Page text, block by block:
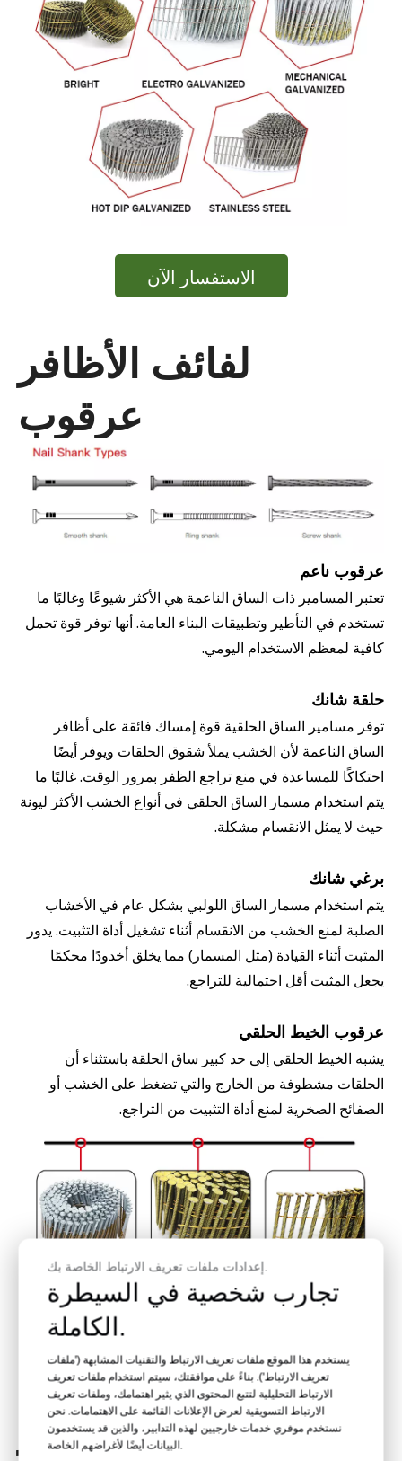
الاستفسار الآن
لفائف الأظافر
عرقوب
عرقوب ناعم
تعتبر المسامير ذات الساق الناعمة هي الأكثر شيوعًا وغالبًا ما
تستخدم في التأطير وتطبيقات البناء العامة. أنها توفر قوة تحمل
كافية لمعظم الاستخدام اليومي.
حلقة شانك
توفر مسامير الساق الحلقية قوة إمساك فائقة على أظافر
الساق الناعمة لأن الخشب يملأ شقوق الحلقات ويوفر أيضًا
احتكاكًا للمساعدة في منع تراجع الظفر بمرور الوقت. غالبًا ما
يتم استخدام مسمار الساق الحلقي في أنواع الخشب الأكثر ليونة
حيث لا يمثل الانقسام مشكلة.
برغي شانك
يتم استخدام مسمار الساق اللولبي بشكل عام في الأخشاب
الصلبة لمنع الخشب من الانقسام أثناء تشغيل أداة التثبيت. يدور
المثبت أثناء القيادة (مثل المسمار) مما يخلق أخدودًا محكمًا
يجعل المثبت أقل احتمالية للتراجع.
عرقوب الخيط الحلقي
يشبه الخيط الحلقي إلى حد كبير ساق الحلقة باستثناء أن
الحلقات مشطوفة من الخارج والتي تضغط على الخشب أو
الصفائح الصخرية لمنع أداة التثبيت من التراجع.
الاستفسار الآن
أنواع نقاط المسامير
إعدادات ملفات تعريف الارتباط الخاصة بك.
تجارب شخصية في السيطرة
الكاملة.
يستخدم هذا الموقع ملفات تعريف الارتباط والتقنيات المشابهة ('ملفات
تعريف الارتباط'). بناءً على موافقتك، سيتم استخدام ملفات تعريف
الارتباط التحليلية لتتبع المحتوى الذي يثير اهتمامك، وملفات تعريف
الارتباط التسويقية لعرض الإعلانات القائمة على الاهتمامات. نحن
نستخدم موفري خدمات خارجيين لهذه التدابير، والذين قد يستخدمون
البيانات أيضًا لأغراضهم الخاصة.